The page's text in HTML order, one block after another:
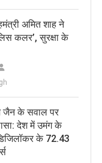
अमित शाह ने
कलर’, सुरक्षा के
जैन के सवाल पर
देश में उमंग के
के 72.43